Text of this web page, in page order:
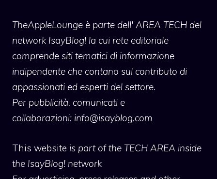
TheAppleLounge è parte dell' AREA TECH del
network IsayBlog! la cui rete editoriale
comprende siti tematici di informazione
indipendente che contano sul contributo di
appassionati ed esperti del settore.
Per pubblicità, comunicati e
collaborazioni: info@isayblog.com
This website is part of the TECH AREA inside
the IsayBlog! network